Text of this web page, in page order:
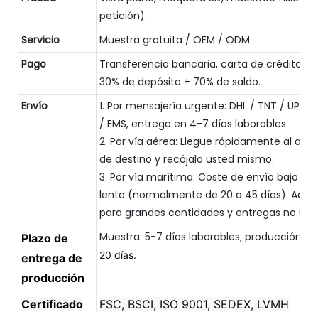
petición).
Servicio
Muestra gratuita / OEM / ODM
Pago
Transferencia bancaria, carta de crédito,
30% de depósito + 70% de saldo.
Envío
1. Por mensajería urgente: DHL / TNT / UPS /
/ EMS, entrega en 4-7 días laborables.
2. Por vía aérea: Llegue rápidamente al
de destino y recójalo usted mismo.
3. Por vía marítima: Coste de envío bajo y
lenta (normalmente de 20 a 45 días).
para grandes cantidades y entregas no
Plazo de
entrega de
producción
Muestra: 5-7 días laborables; producción
20 días.
Certificado
FSC, BSCI, ISO 9001, SEDEX, LVMH